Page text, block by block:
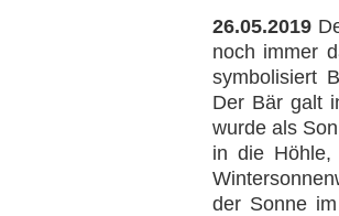
26.05.2019
noch immer
symbolisiert
Der Bär galt
wurde als
in die
der Sonne